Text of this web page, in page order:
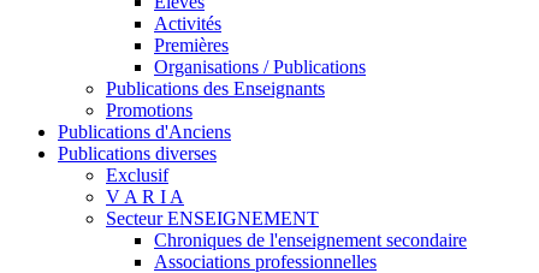
Activités
Premières
Organisations / Publications
Publications des Enseignants
Promotions
Publications d'Anciens
Publications diverses
Exclusif
V A R I A
Secteur ENSEIGNEMENT
Chroniques de l'enseignement secondaire
Associations professionnelles